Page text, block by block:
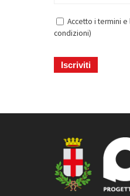
Accetto i termini
condizioni)